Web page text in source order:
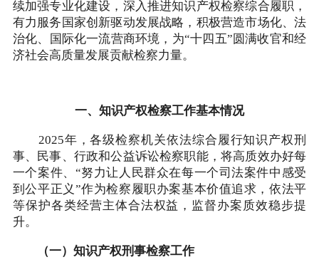
续加强专业化建设，深入推进知识产权检察综合履职，
有力服务国家创新驱动发展战略，积极营造市场化、法
治化、国际化一流营商环境，为“十四五”圆满收官和经
济社会高质量发展贡献检察力量。
一、知识产权检察工作基本情况
2025年，各级检察机关依法综合履行知识产权刑
事、民事、行政和公益诉讼检察职能，将高质效办好每
一个案件、“努力让人民群众在每一个司法案件中感受
到公平正义”作为检察履职办案基本价值追求，依法平
等保护各类经营主体合法权益，监督办案质效稳步提
升。
（一）知识产权刑事检察工作